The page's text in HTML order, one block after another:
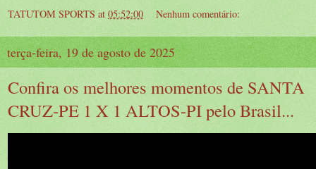
TATUTOM SPORTS at 05:52:00 Nenhum comentário:
terça-feira, 19 de agosto de 2025
Confira os melhores momentos de SANTA
CRUZ-PE 1 X 1 ALTOS-PI pelo Brasil...